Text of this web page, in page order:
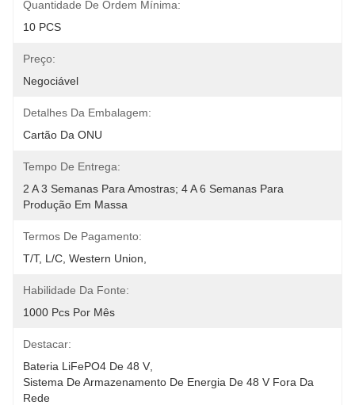
Quantidade De Ordem Mínima:
10 PCS
Preço:
Negociável
Detalhes Da Embalagem:
Cartão Da ONU
Tempo De Entrega:
2 A 3 Semanas Para Amostras; 4 A 6 Semanas Para
Produção Em Massa
Termos De Pagamento:
T/T, L/C, Western Union,
Habilidade Da Fonte:
1000 Pcs Por Mês
Destacar:
Bateria LiFePO4 De 48 V
Sistema De Armazenamento De Energia De 48 V Fora Da
Rede